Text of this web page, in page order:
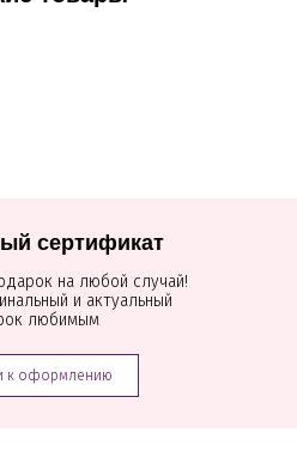
сертификат
на любой случай!
и актуальный
любимым
к оформлению